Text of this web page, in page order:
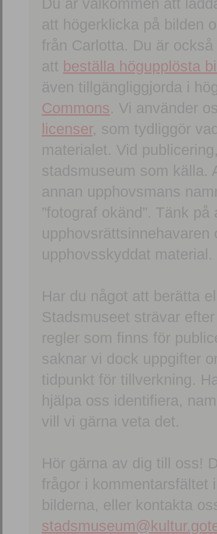
Du är välkommen att
att högerklicka på bilden
från Carlotta. Du är
att beställa högupplösta
även tillgängliggjorda i
Commons. Vi använder
licenser, som tydliggör
materialet. Vid
stadsmuseum som källa.
annan upphovsmans
”fotograf okänd”. Tänk
upphovsskyddat material.
Har du något att berätta
Stadsmuseet strävar
regler som finns för
saknar vi dock uppgifter
tidpunkt för tillverkning.
hjälpa oss identifiera,
vill vi gärna veta det.
Hör gärna av dig till oss!
frågor i kommentarsfältet
bilderna, eller kontakta